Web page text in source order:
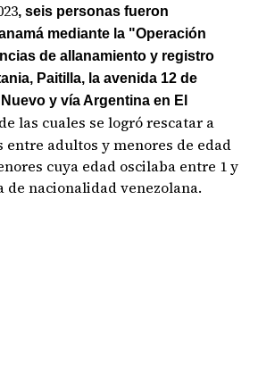
, seis personas fueron
mediante la "Operación
de allanamiento y registro
Paitilla, la avenida 12 de
y vía Argentina en El
las cuales se logró rescatar a
entre adultos y menores de edad
cuya edad oscilaba entre 1 y
de nacionalidad venezolana.